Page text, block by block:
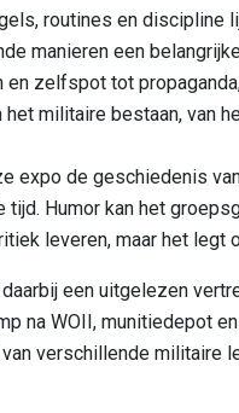
routines en discipline
manieren een
en zelfspot tot
het militaire bestaan, van
expo de geschiedenis
tijd. Humor kan het
leveren, maar het legt
een uitgelezen
na WOII, munitiedepot
verschillende militaire